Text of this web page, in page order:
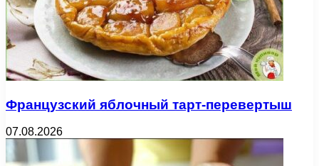
Французский яблочный тарт-перевертыш
07.08.2026